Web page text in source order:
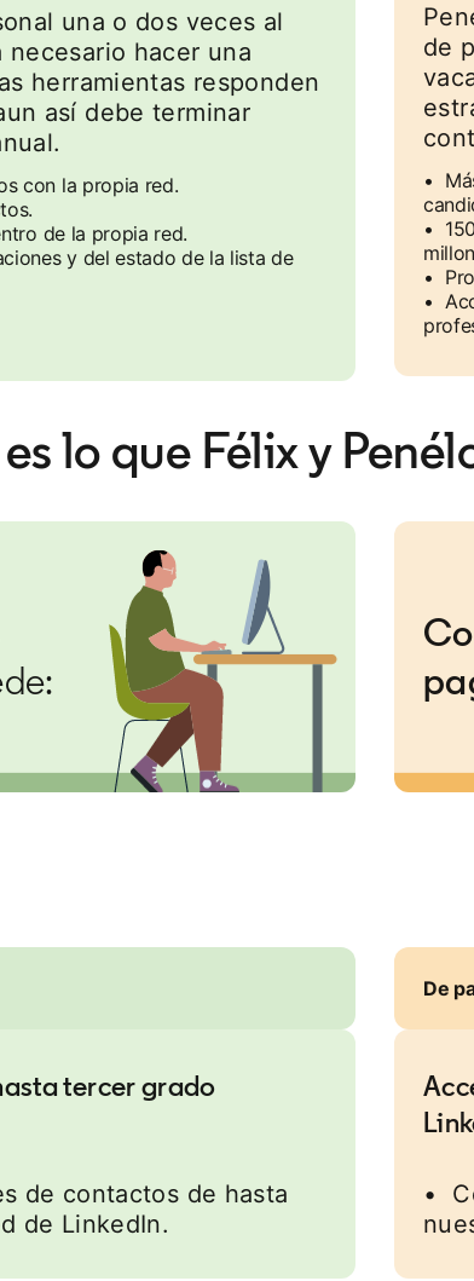
una o dos veces al
hacer una
herramientas responden
así debe terminar
con la propia red.
de la propia red.
y del estado de la lista de
de
•
•
•
•
lo que Félix y
tercer grado
de contactos de hasta
de LinkedIn.
De
•